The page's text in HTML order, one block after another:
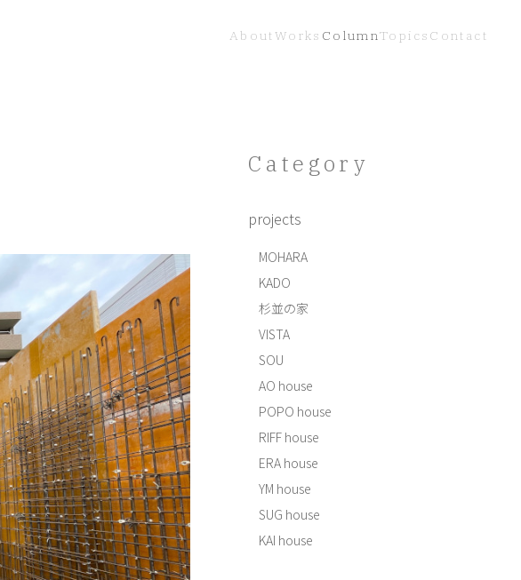
About Works ColumnTopics Contact
Category
projects
MOHARA
KADO
杉並の家
VISTA
SOU
AO house
POPO house
RIFF house
ERA house
YM house
SUG house
KAI house